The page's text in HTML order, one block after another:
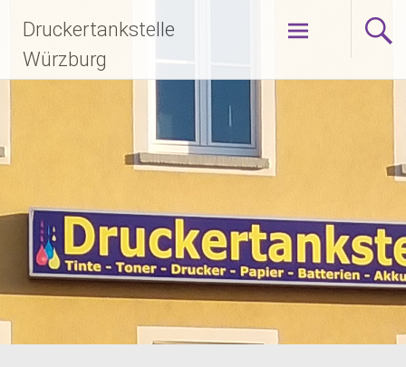
Inhalt
springen
Druckertankstelle
Würzburg